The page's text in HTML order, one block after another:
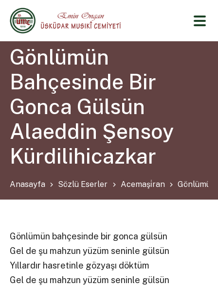
Gönlümün
Bahçesinde Bir
Gonca Gülsün
Alaeddin Şensoy
Kürdilihicazkar
Anasayfa Sözlü Eserler Acemaşi̇ran Gönlümün
Gönlümün bahçesinde bir gonca gülsün
Gel de şu mahzun yüzüm seninle gülsün
Yıllardır hasretinle gözyaşı döktüm
Gel de şu mahzun yüzüm seninle gülsün